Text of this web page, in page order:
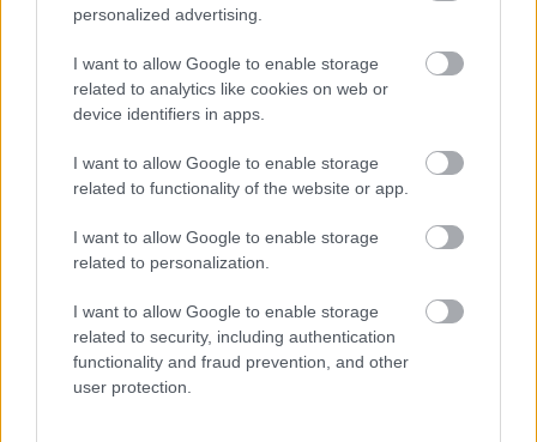
personalized advertising.
I want to allow Google to enable storage
related to analytics like cookies on web or
device identifiers in apps.
I want to allow Google to enable storage
related to functionality of the website or app.
I want to allow Google to enable storage
related to personalization.
I want to allow Google to enable storage
related to security, including authentication
functionality and fraud prevention, and other
user protection.
Η Maria Rolls χωρίς φίλτρο
με τον